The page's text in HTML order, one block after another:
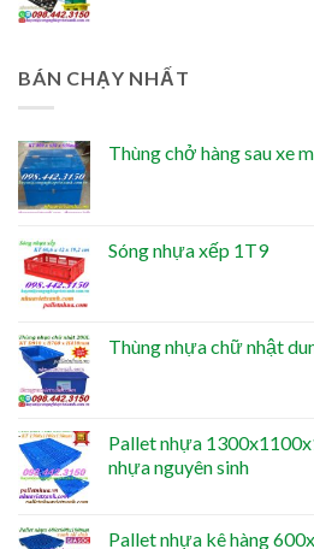
BÁN CHẠY NHẤT
Thùng chở hàng sau xe
Sóng nhựa xếp 1T9
Thùng nhựa chữ nhật
Pallet nhựa
nhựa nguyên sinh
Pallet nhựa kê hàng